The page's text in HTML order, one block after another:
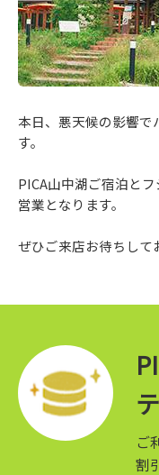
本日、悪天候の影響で
す。
PICA山中湖ご宿泊と
営業となります。
ぜひご来店お待ちして
ご
割